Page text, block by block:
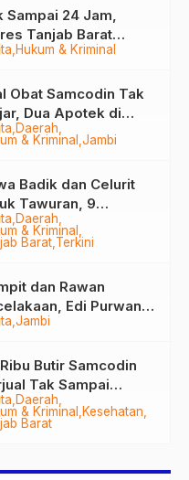
Hukum & Kriminal
Sampai 24 Jam,
Tanjab Barat
Komplotan
Daerah
& Kriminal Jambi
Obat Samcodin Tak
Dua Apotek di
Barat Disegel
Daerah
& Kriminal
Barat Terkini
Badik dan Celurit
Tawuran, 9
Geng Motor di
Barat Diringkus
Jambi
dan Rawan
Edi Purwanto
Jalan Lintas
Daerah
& Kriminal
Kesehatan
Barat
Butir Samcodin
Tak Sampai
Indra Safari
Audit Menyeluruh